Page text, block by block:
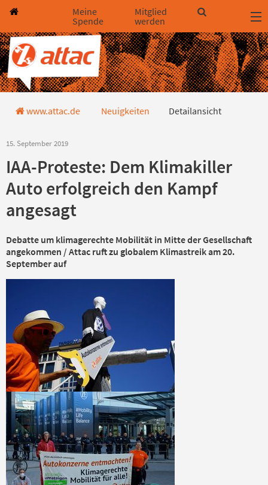
Direkt zum Hauptinhalt springen
Direkt zur Haupt-Navigation springen
Direkt zur Service-Navigation springen
Direkt zur Footer-Navigation springen
Direkt zum Footerinhalt springen
Meine
Spende
Mitglied
werden
Detailansicht
www.attac.de Neuigkeiten Detailansicht
15. September 2019
IAA-Proteste: Dem Klimakiller
Auto erfolgreich den Kampf
angesagt
Debatte um klimagerechte Mobilität in Mitte der Gesellschaft
angekommen / Attac ruft zu globalem Klimastreik am 20.
September auf